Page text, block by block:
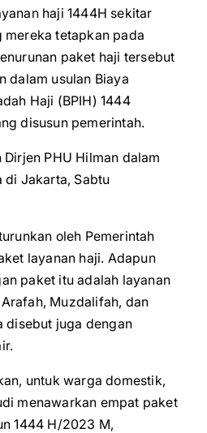
haji 1444H sekitar
tetapkan pada
paket haji tersebut
dalam usulan Biaya
Haji (BPIH) 1444
disusun pemerintah.
PHU Hilman dalam
di Jakarta, Sabtu
oleh Pemerintah
layanan haji. Adapun
paket itu adalah layanan
Muzdalifah, dan
disebut juga dengan
untuk warga domestik,
menawarkan empat paket
1444 H/2023 M,